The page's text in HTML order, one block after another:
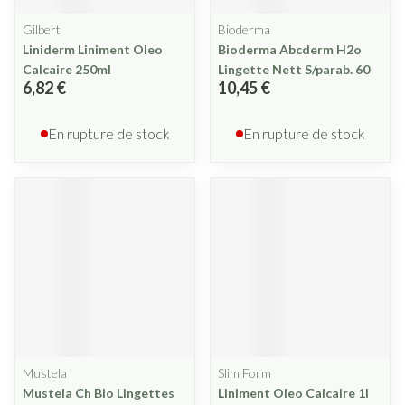
Gilbert
Liniderm Liniment Oleo
Calcaire 250ml
6,82 €
En rupture de stock
Bioderma
Bioderma Abcderm H2o
Lingette Nett S/parab. 60
10,45 €
En rupture de stock
Mustela
Mustela Ch Bio Lingettes
Slim Form
Liniment Oleo Calcaire 1l